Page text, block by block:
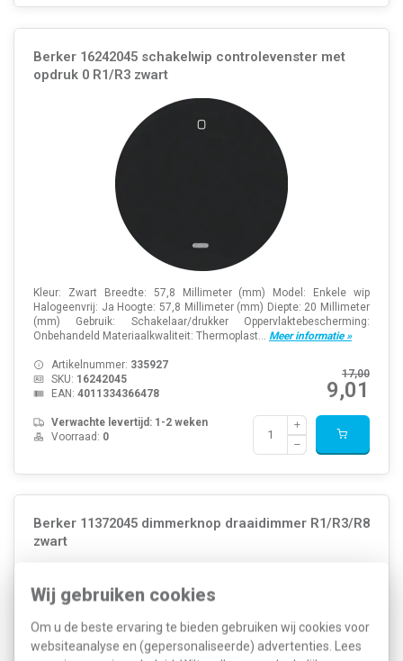
Wij gebruiken cookies
Om u de beste ervaring te bieden gebruiken wij cookies voor
websiteanalyse en (gepersonaliseerde) advertenties. Lees
Berker 16242045 schakelwip controlevenster met
opdruk 0 R1/R3 zwart
Kleur: Zwart Breedte: 57,8 Millimeter (mm) Model: Enkele wip
Halogeenvrij: Ja Hoogte: 57,8 Millimeter (mm) Diepte: 20 Millimeter
(mm) Gebruik: Schakelaar/drukker Oppervlaktebescherming:
Onbehandeld Materiaalkwaliteit: Thermoplast... Meer informatie »
17,00
9,01
Artikelnummer: 335927
SKU: 16242045
EAN: 4011334366478
Verwachte levertijd: 1-2 weken
Voorraad: 0
Berker 11372045 dimmerknop draaidimmer R1/R3/R8
zwart